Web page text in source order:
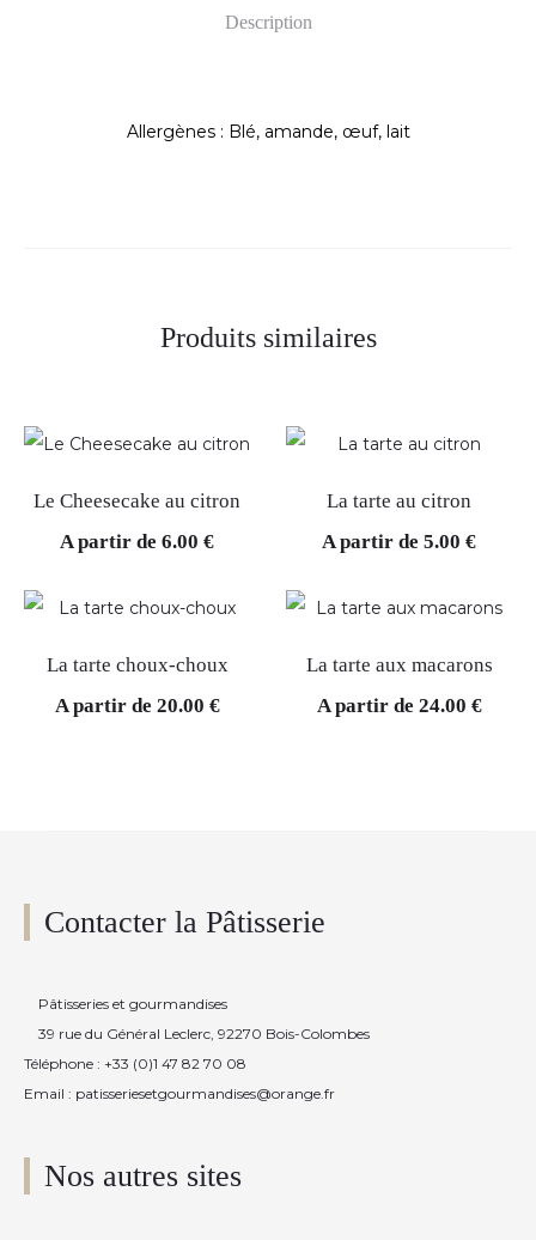
Description
Allergènes : Blé, amande, œuf, lait
Produits similaires
Le Cheesecake au citron
A partir de 6.00 €
La tarte au citron
A partir de 5.00 €
La tarte choux-choux
A partir de 20.00 €
La tarte aux macarons
A partir de 24.00 €
Contacter la Pâtisserie
Pâtisseries et gourmandises
39 rue du Général Leclerc, 92270 Bois-Colombes
Téléphone : +33 (0)1 47 82 70 08
Email : patisseriesetgourmandises@orange.fr
Nos autres sites